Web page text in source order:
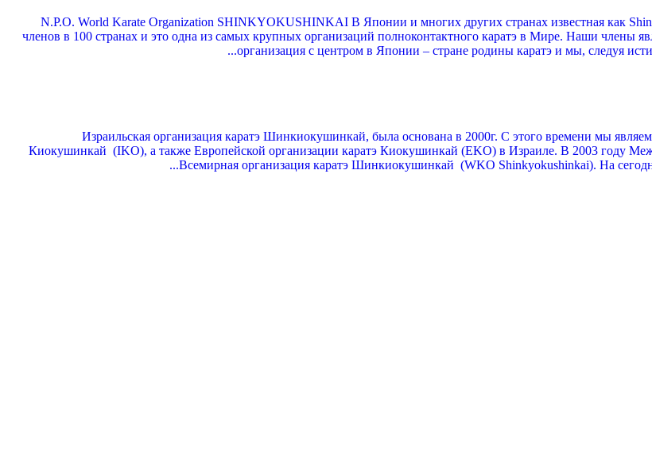
N.P.O. World Karate Organization SHINKYOKUSHINKAI В Японии и многих других странах известная как
членов в 100 странах и это одна из самых крупных организаций полноконтактного каратэ в Мире. Наши члены
организация с центром в Японии – стране родины каратэ и мы, следуя
Израильская организация каратэ Шинкиокушинкай, была основана в 2000г. С этого времени мы
Киокушинкай (IKO), а также Европейской организации каратэ Киокушинкай (EKO) в Израиле. В 2003 году
Всемирная организация каратэ Шинкиокушинкай (WKO Shinkyokushinkai). На